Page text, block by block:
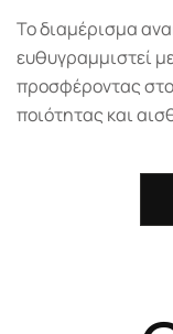
Το διαμέρισμα
ευθυγραμμιστεί
προσφέροντας
ποιότητας και